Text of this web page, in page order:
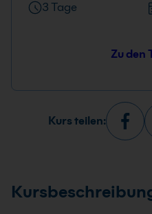
3 Tage
Zu den
Kurs teilen: